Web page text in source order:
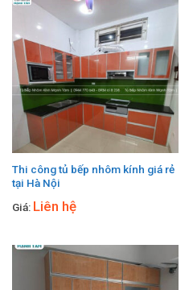
Thi công tủ bếp nhôm kính giá rẻ
tại Hà Nội
Giá: Liên hệ